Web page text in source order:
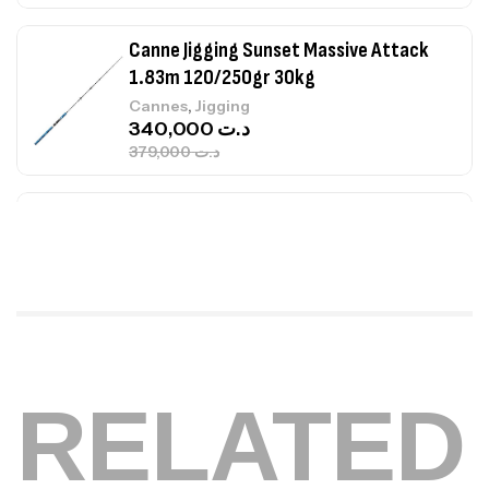
Canne Jigging Sunset Massive Attack
1.83m 120/250gr 30kg
Cannes,Jigging
د.ت379,000
د.ت
Accastillage bateau,Accessoires bateaux
د.ت
RELATED